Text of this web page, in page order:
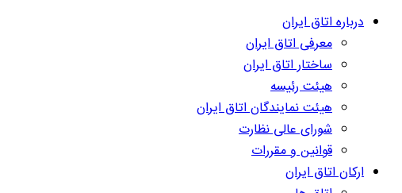
درباره اتاق ایران
معرفی اتاق ایران
ساختار اتاق ایران
هیئت رئیسه
هیئت نمایندگان اتاق ایران
شورای عالی نظارت
قوانین و مقررات
ارکان اتاق ایران